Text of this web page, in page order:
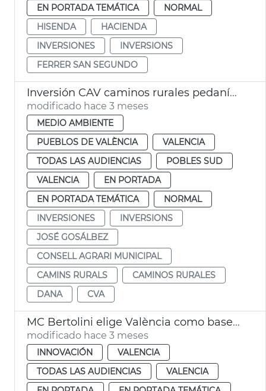
EN PORTADA TEMÁTICA
NORMAL
HISENDA
HACIENDA
INVERSIONES
INVERSIONS
FERRER SAN SEGUNDO
Inversión CAV caminos rurales pedanías dana València
modificado hace 3 meses
MEDIO AMBIENTE
PUEBLOS DE VALÈNCIA
VALENCIA
TODAS LAS AUDIENCIAS
POBLES SUD
VALENCIA
EN PORTADA
EN PORTADA TEMÁTICA
NORMAL
INVERSIONES
INVERSIONS
JOSÉ GOSÁLBEZ
CONSELL AGRARI MUNICIPAL
CAMINS RURALS
CAMINOS RURALES
DANA
CVA
MC Bertolini elige València como base de su expansión europea
modificado hace 3 meses
INNOVACIÓN
VALENCIA
TODAS LAS AUDIENCIAS
VALENCIA